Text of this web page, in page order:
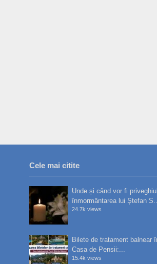
Cele mai citite
Unde și când vor fi
înmormântarea lui Ștefan S...
24.7k views
Bilete de tratament balnear
Casa de Pensii:...
15.4k views